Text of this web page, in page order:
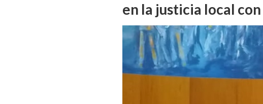
en la justicia local